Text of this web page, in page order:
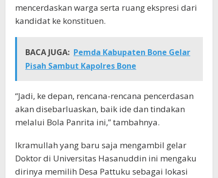
mencerdaskan warga serta ruang ekspresi dari
kandidat ke konstituen.
BACA JUGA: Pemda Kabupaten Bone Gelar
Pisah Sambut Kapolres Bone
“Jadi, ke depan, rencana-rencana pencerdasan
akan disebarluaskan, baik ide dan tindakan
melalui Bola Panrita ini,” tambahnya.
Ikramullah yang baru saja mengambil gelar
Doktor di Universitas Hasanuddin ini mengaku
dirinya memilih Desa Pattuku sebagai lokasi